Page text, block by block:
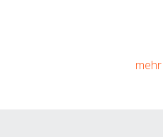
mehr